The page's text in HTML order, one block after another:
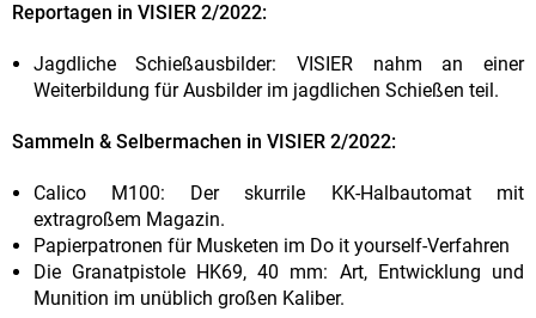
Reportagen in VISIER 2/2022:
Jagdliche Schießausbilder: VISIER nahm an einer
Weiterbildung für Ausbilder im jagdlichen Schießen teil.
Sammeln & Selbermachen in VISIER 2/2022:
Calico M100: Der skurrile KK-Halbautomat mit
extragroßem Magazin.
Papierpatronen für Musketen im Do it yourself-Verfahren
Die Granatpistole HK69, 40 mm: Art, Entwicklung und
Munition im unüblich großen Kaliber.